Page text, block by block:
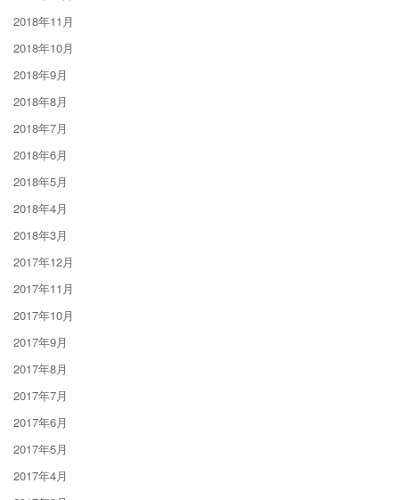
2018年11月
2018年10月
2018年9月
2018年8月
2018年7月
2018年6月
2018年5月
2018年4月
2018年3月
2017年12月
2017年11月
2017年10月
2017年9月
2017年8月
2017年7月
2017年6月
2017年5月
2017年4月